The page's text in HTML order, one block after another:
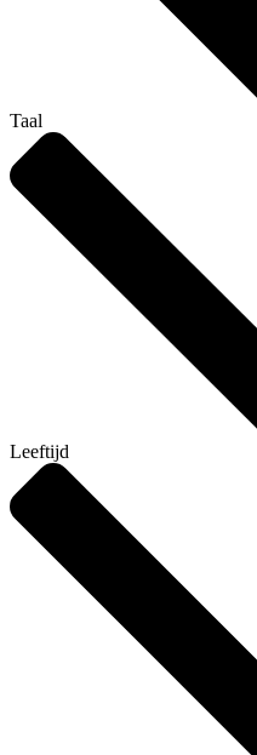
Taal
Leeftijd